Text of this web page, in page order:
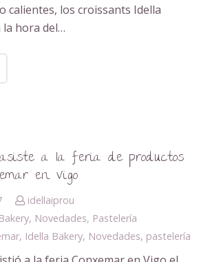
calientes, los croissants Idella
la hora del…
a la feria de productos
en Vigo
idellaiprou
, Novedades, Pastelería
, Idella Bakery, Novedades, pastelería